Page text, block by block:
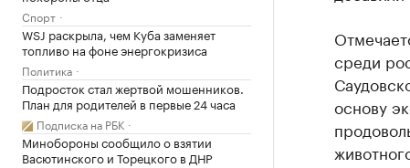
Спорт
WSJ раскрыла, чем Куба заменяет
топливо на фоне энергокризиса
Политика
Подросток стал жертвой мошенников.
План для родителей в первые 24 часа
Подписка на РБК
Минобороны сообщило о взятии
Васютинского и Торецкого в ДНР
среди
основу